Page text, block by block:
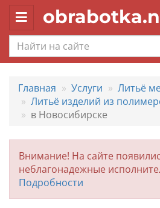
Toggle
navigation
Главная Услуги
Литьё
Литьё изделий из
в Новосибирске
Внимание! На сайте
неблагонадежные
Подробности